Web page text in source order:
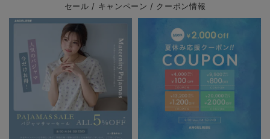
セール / キャンペーン / クーポン情報